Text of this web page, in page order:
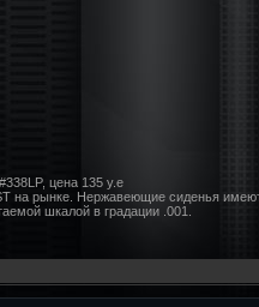
цена 135 у.е
на рынке. Нержавеющие сиденья
шкалой в градации .001.